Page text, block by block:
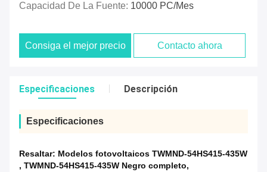
Capacidad De La Fuente: 10000 PC/mes
Consiga el mejor precio Contacto ahora
Especificaciones Descripción
Especificaciones
Resaltar: Modelos fotovoltaicos TWMND-54HS415-435W
, TWMND-54HS415-435W Negro completo,